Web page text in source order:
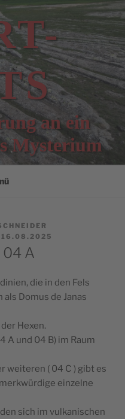
an ein
Mysterium
16.08.2025
04 A
die in den Fels
Domus de Janas
Hexen.
A und 04 B) im Raum
weiteren ( 04 C ) gibt es
einzelne
sich im vulkanischen